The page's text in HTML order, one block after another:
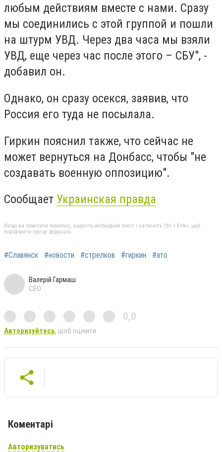
любым действиям вместе с нами. Сразу
мы соединились с этой группой и пошли
на штурм УВД. Через два часа мы взяли
УВД, еще через час после этого – СБУ", -
добавил он.
Однако, он сразу осекся, заявив, что
Россия его туда не посылала.
Гиркин пояснил также, что сейчас не
может вернуться на Донбасс, чтобы "не
создавать военную оппозицию".
Сообщает Украинская правда
Якщо ви помітили помилку, виділіть необхідний текст і натисніть Ctrl + Enter, щоб
повідомити про це редакцію
#Славянск #новости #стрелков #гиркин #ато
Валерій Гармаш
CEO
0,0
Авторизуйтесь, щоб оцінити
Коментарі
Авторизуватись